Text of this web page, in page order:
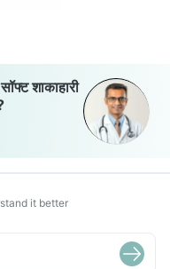
शाकाहारी
it better